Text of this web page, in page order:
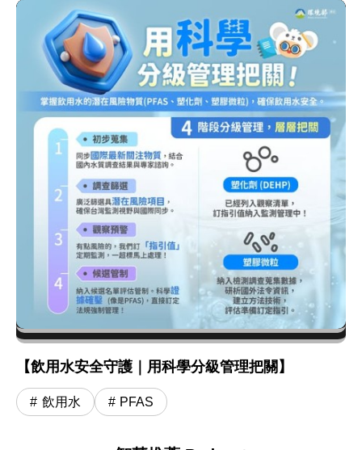
【飲用水安全守護｜用科學分級管理把關】
飲用水 PFAS